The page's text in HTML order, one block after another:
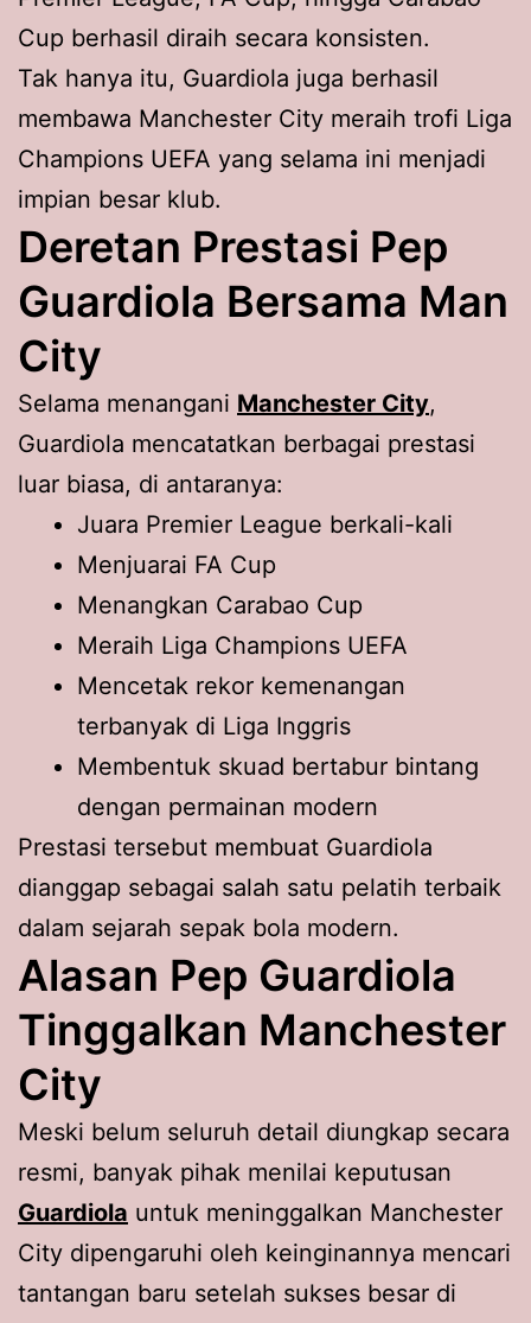
Cup berhasil diraih secara konsisten.
Tak hanya itu, Guardiola juga berhasil
membawa Manchester City meraih trofi Liga
Champions UEFA yang selama ini menjadi
impian besar klub.
Deretan Prestasi Pep
Guardiola Bersama Man
City
Selama menangani Manchester City,
Guardiola mencatatkan berbagai prestasi
luar biasa, di antaranya:
Juara Premier League berkali-kali
Menjuarai FA Cup
Menangkan Carabao Cup
Meraih Liga Champions UEFA
Mencetak rekor kemenangan
terbanyak di Liga Inggris
Membentuk skuad bertabur bintang
dengan permainan modern
Prestasi tersebut membuat Guardiola
dianggap sebagai salah satu pelatih terbaik
dalam sejarah sepak bola modern.
Alasan Pep Guardiola
Tinggalkan Manchester
City
Meski belum seluruh detail diungkap secara
resmi, banyak pihak menilai keputusan
Guardiola untuk meninggalkan Manchester
City dipengaruhi oleh keinginannya mencari
tantangan baru setelah sukses besar di